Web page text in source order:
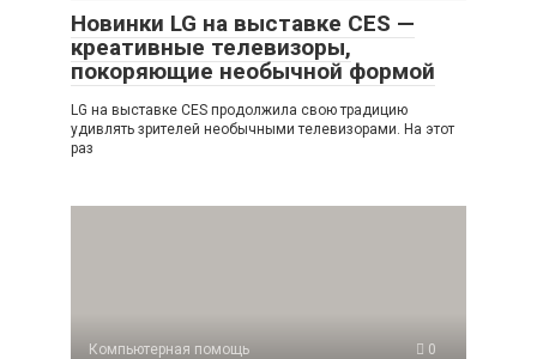
Новинки LG на выставке CES —
креативные телевизоры,
покоряющие необычной формой
LG на выставке CES продолжила свою традицию
удивлять зрителей необычными телевизорами. На этот
раз
Компьютерная помощь 0